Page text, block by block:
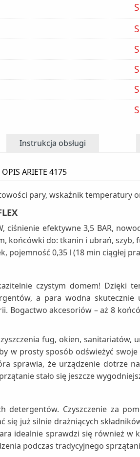
Instrukcja obsługi
OPIS ARIETE 4175
pary, wskaźnik temperatury
ciśnienie efektywne 3,5 BAR,
końcówki do: tkanin i ubrań, szyb,
0,35 l (18 min ciągłej
czystym domem! Dzięki
a para wodna skutecznie
Bogactwo akcesoriów – aż 8
fug, okien, sanitariatów,
w prosty sposób odświeżyć
sprawia, że urządzenie dotrze
stało się jeszcze
detergentów. Czyszczenie za
już silnie drażniących
idealnie sprawdzi się również w
podczas tradycyjnego